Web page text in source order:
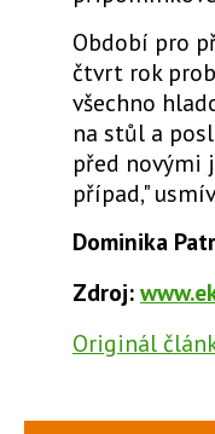
Období pro
čtvrt rok
všechno
na stůl a
před novými
případ,"
Dominika
Zdroj:
Originál